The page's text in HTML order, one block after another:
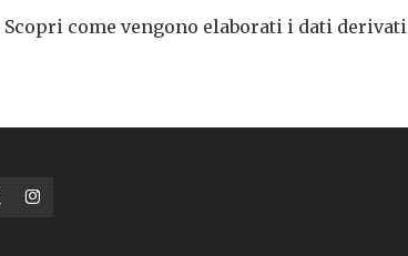
Scopri come vengono elaborati i dati derivati